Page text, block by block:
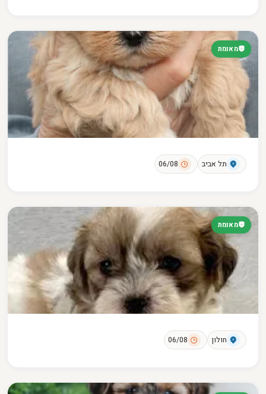
מאומת
תל אביב 06/08
מאומת
חולון 06/08